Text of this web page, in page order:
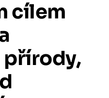
cílem
přírody,